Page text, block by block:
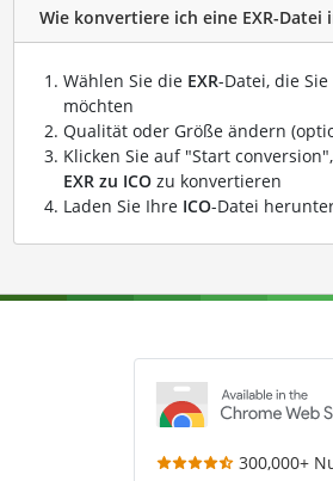
Wie konvertiere ich eine EXR-Datei
Wählen Sie die EXR-Datei, die
möchten
Qualität oder Größe ändern
Klicken Sie auf "Start
EXR zu ICOzu konvertieren
Laden Sie Ihre ICO-Datei
300,000+